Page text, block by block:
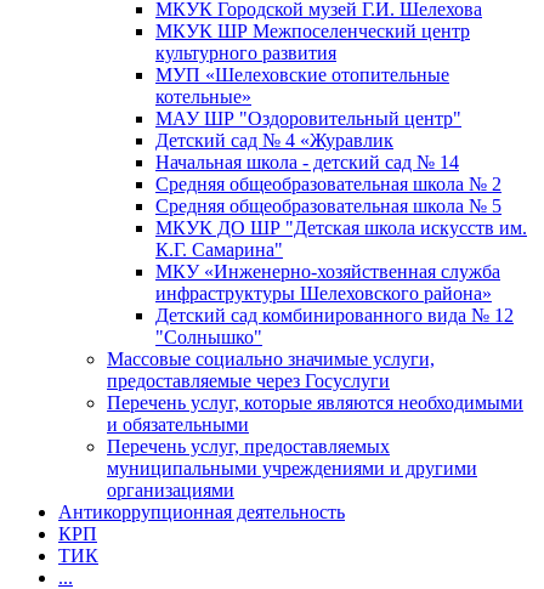
МКУК Городской музей Г.И. Шелехова
МКУК ШР Межпоселенческий центр
культурного развития
МУП «Шелеховские отопительные
котельные»
МАУ ШР "Оздоровительный центр"
Детский сад № 4 «Журавлик
Начальная школа - детский сад № 14
Средняя общеобразовательная школа № 2
Средняя общеобразовательная школа № 5
МКУК ДО ШР "Детская школа искусств им.
К.Г. Самарина"
МКУ «Инженерно-хозяйственная служба
инфраструктуры Шелеховского района»
Детский сад комбинированного вида № 12
"Солнышко"
Массовые социально значимые услуги,
предоставляемые через Госуслуги
Перечень услуг, которые являются необходимыми
и обязательными
Перечень услуг, предоставляемых
муниципальными учреждениями и другими
организациями
Антикоррупционная деятельность
КРП
ТИК
...